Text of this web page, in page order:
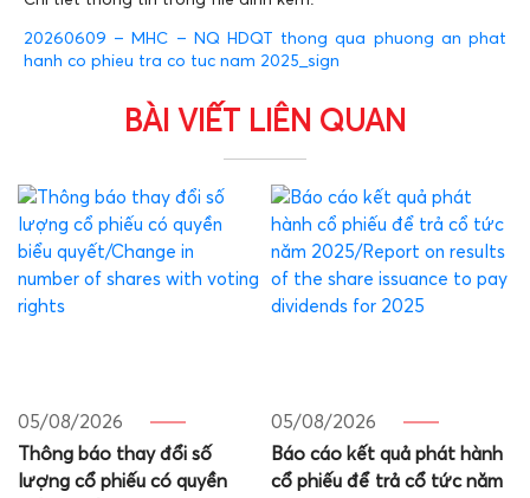
20260609 – MHC – NQ HDQT thong qua phuong an phat
hanh co phieu tra co tuc nam 2025_sign
BÀI VIẾT LIÊN QUAN
05/08/2026
Thông báo thay đổi số
lượng cổ phiếu có quyền
05/08/2026
Báo cáo kết quả phát hành
cổ phiếu để trả cổ tức năm